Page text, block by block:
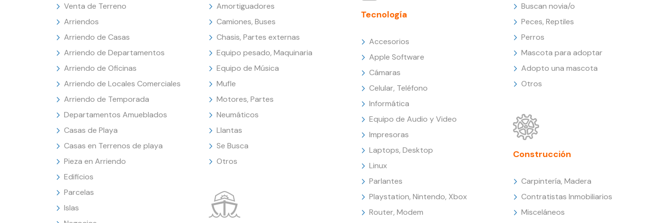
Venta de Terreno
Arriendos
Arriendo de Casas
Arriendo de Departamentos
Arriendo de Oficinas
Arriendo de Locales Comerciales
Arriendo de Temporada
Departamentos Amueblados
Casas de Playa
Casas en Terrenos de playa
Pieza en Arriendo
Edificios
Parcelas
Islas
Amortiguadores
Camiones, Buses
Chasis, Partes externas
Equipo pesado, Maquinaria
Equipo de Música
Mufle
Motores, Partes
Neumáticos
Llantas
Se Busca
Otros
Tecnología
Accesorios
Apple Software
Cámaras
Celular, Teléfono
Informática
Equipo de Audio y Video
Impresoras
Laptops, Desktop
Linux
Parlantes
Playstation, Nintendo, Xbox
Router, Modem
Buscan novia/o
Peces, Reptiles
Perros
Mascota para adoptar
Adopto una mascota
Otros
Construcción
Carpintería, Madera
Contratistas Inmobiliarios
Misceláneos